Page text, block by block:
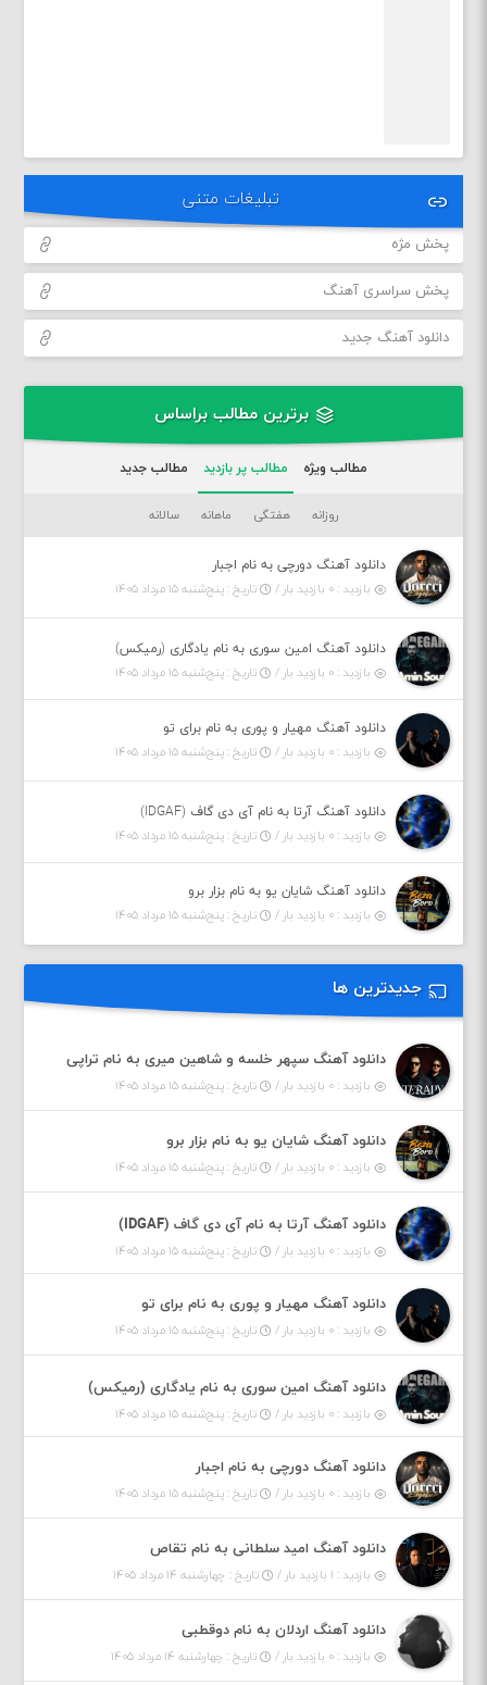
تبلیغات متنی
پخش مژه
پخش سراسری آهنگ
دانلود آهنگ جدید
برترین مطالب براساس
مطالب ویژه مطالب پر بازدید مطالب جدید
روزانه هفتگی ماهانه سالانه
دانلود آهنگ دورچی به نام اجبار
بازدید : ۰ بازدید بار /
تاریخ : پنج‌شنبه ۱۵ مرداد ۱۴۰۵
دانلود آهنگ امین سوری به نام یادگاری (رمیکس)
بازدید : ۰ بازدید بار /
تاریخ : پنج‌شنبه ۱۵ مرداد ۱۴۰۵
دانلود آهنگ مهیار و پوری به نام برای تو
بازدید : ۰ بازدید بار /
تاریخ : پنج‌شنبه ۱۵ مرداد ۱۴۰۵
دانلود آهنگ آرتا به نام آی دی گاف (IDGAF)
بازدید : ۰ بازدید بار /
تاریخ : پنج‌شنبه ۱۵ مرداد ۱۴۰۵
دانلود آهنگ شایان یو به نام بزار برو
بازدید : ۰ بازدید بار /
تاریخ : پنج‌شنبه ۱۵ مرداد ۱۴۰۵
جدیدترین ها
دانلود آهنگ سپهر خلسه و شاهین میری به نام تراپی
بازدید : ۰ بازدید بار / تاریخ : پنج‌شنبه ۱۵ مرداد ۱۴۰۵
دانلود آهنگ شایان یو به نام بزار برو
بازدید : ۰ بازدید بار / تاریخ : پنج‌شنبه ۱۵ مرداد ۱۴۰۵
دانلود آهنگ آرتا به نام آی دی گاف (IDGAF)
بازدید : ۰ بازدید بار / تاریخ : پنج‌شنبه ۱۵ مرداد ۱۴۰۵
دانلود آهنگ مهیار و پوری به نام برای تو
بازدید : ۰ بازدید بار / تاریخ : پنج‌شنبه ۱۵ مرداد ۱۴۰۵
دانلود آهنگ امین سوری به نام یادگاری (رمیکس)
بازدید : ۰ بازدید بار / تاریخ : پنج‌شنبه ۱۵ مرداد ۱۴۰۵
دانلود آهنگ دورچی به نام اجبار
بازدید : ۰ بازدید بار / تاریخ : پنج‌شنبه ۱۵ مرداد ۱۴۰۵
دانلود آهنگ امید سلطانی به نام تقاص
بازدید : ۱ بازدید بار / تاریخ : چهارشنبه ۱۴ مرداد ۱۴۰۵
دانلود آهنگ اردلان به نام دوقطبی
بازدید : ۰ بازدید بار / تاریخ : چهارشنبه ۱۴ مرداد ۱۴۰۵